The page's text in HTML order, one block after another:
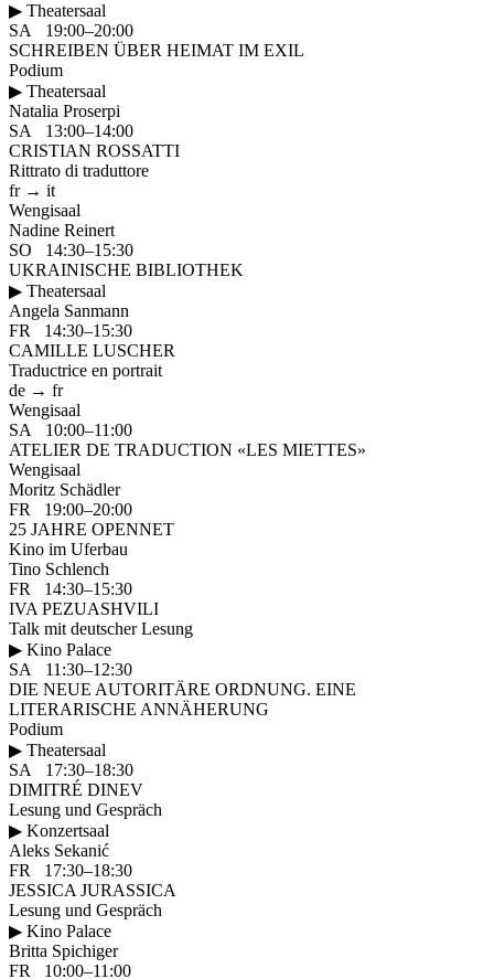
▶ Theatersaal
SA 19:00–20:00
SCHREIBEN ÜBER HEIMAT IM EXIL
Podium
▶ Theatersaal
Natalia Proserpi
SA 13:00–14:00
CRISTIAN ROSSATTI
Rittrato di traduttore
fr → it
Wengisaal
Nadine Reinert
SO 14:30–15:30
UKRAINISCHE BIBLIOTHEK
▶ Theatersaal
Angela Sanmann
FR 14:30–15:30
CAMILLE LUSCHER
Traductrice en portrait
de → fr
Wengisaal
SA 10:00–11:00
ATELIER DE TRADUCTION «LES MIETTES»
Wengisaal
Moritz Schädler
FR 19:00–20:00
25 JAHRE OPENNET
Kino im Uferbau
Tino Schlench
FR 14:30–15:30
IVA PEZUASHVILI
Talk mit deutscher Lesung
▶ Kino Palace
SA 11:30–12:30
DIE NEUE AUTORITÄRE ORDNUNG. EINE
LITERARISCHE ANNÄHERUNG
Podium
▶ Theatersaal
SA 17:30–18:30
DIMITRÉ DINEV
Lesung und Gespräch
▶ Konzertsaal
Aleks Sekanić
FR 17:30–18:30
JESSICA JURASSICA
Lesung und Gespräch
▶ Kino Palace
Britta Spichiger
FR 10:00–11:00